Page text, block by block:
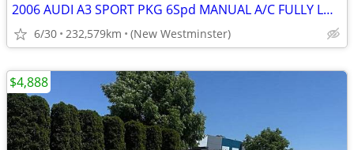
2006 AUDI A3 SPORT PKG 6Spd MANUAL A/C FULLY LOADED LOCAL BC
6/30 232,579km (New Westminster)
$4,888